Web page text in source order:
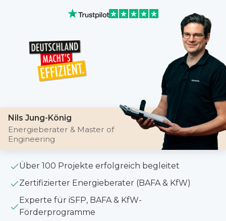
Nils Jung-König
Energieberater & Master of
Engineering
Über 100 Projekte erfolgreich begleitet
Zertifizierter Energieberater (BAFA & KfW)
Experte für iSFP, BAFA & KfW-
Förderprogramme